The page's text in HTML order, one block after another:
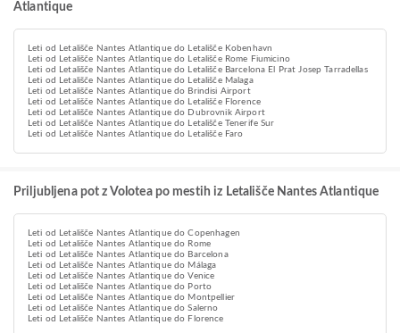
Atlantique
Leti od Letališče Nantes Atlantique do Letališče Kobenhavn
Leti od Letališče Nantes Atlantique do Letališče Rome Fiumicino
Leti od Letališče Nantes Atlantique do Letališče Barcelona El Prat Josep Tarradellas
Leti od Letališče Nantes Atlantique do Letališče Malaga
Leti od Letališče Nantes Atlantique do Brindisi Airport
Leti od Letališče Nantes Atlantique do Letališče Florence
Leti od Letališče Nantes Atlantique do Dubrovnik Airport
Leti od Letališče Nantes Atlantique do Letališče Tenerife Sur
Leti od Letališče Nantes Atlantique do Letališče Faro
Priljubljena pot z Volotea po mestih iz Letališče Nantes Atlantique
Leti od Letališče Nantes Atlantique do Copenhagen
Leti od Letališče Nantes Atlantique do Rome
Leti od Letališče Nantes Atlantique do Barcelona
Leti od Letališče Nantes Atlantique do Málaga
Leti od Letališče Nantes Atlantique do Venice
Leti od Letališče Nantes Atlantique do Porto
Leti od Letališče Nantes Atlantique do Montpellier
Leti od Letališče Nantes Atlantique do Salerno
Leti od Letališče Nantes Atlantique do Florence